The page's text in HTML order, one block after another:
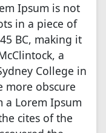
Ipsum is not
in a piece of
BC, making it
a
College in
more obscure
a Lorem Ipsum
cites of the